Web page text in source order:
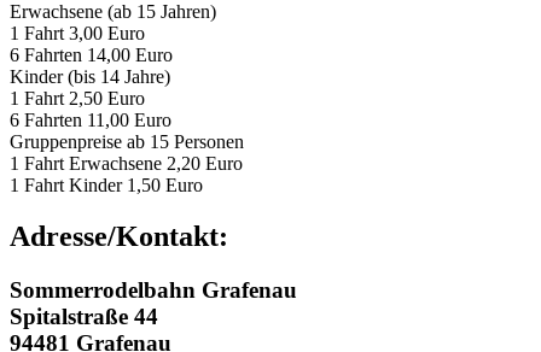
Erwachsene (ab 15 Jahren)
1 Fahrt 3,00 Euro
6 Fahrten 14,00 Euro
Kinder (bis 14 Jahre)
1 Fahrt 2,50 Euro
6 Fahrten 11,00 Euro
Gruppenpreise ab 15 Personen
1 Fahrt Erwachsene 2,20 Euro
1 Fahrt Kinder 1,50 Euro
Adresse/Kontakt:
Sommerrodelbahn Grafenau
Spitalstraße 44
94481 Grafenau